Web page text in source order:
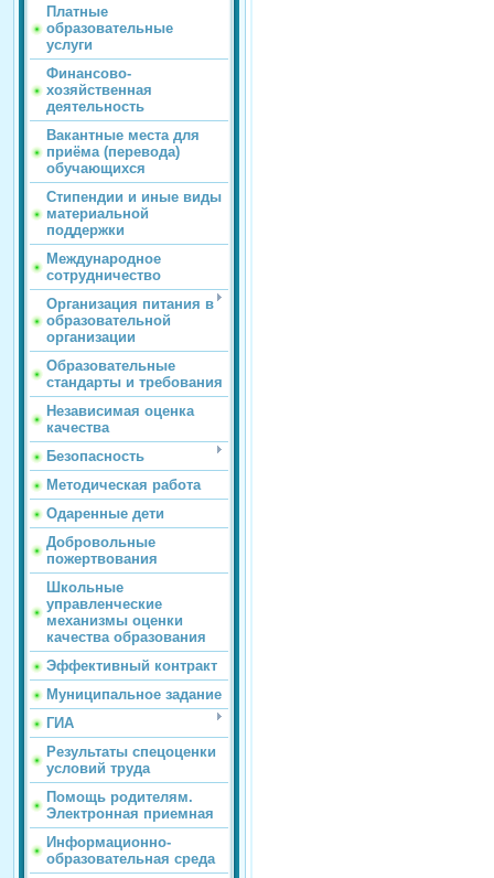
Платные
образовательные
услуги
Финансово-
хозяйственная
деятельность
Вакантные места для
приёма (перевода)
обучающихся
Стипендии и иные виды
материальной
поддержки
Международное
сотрудничество
Организация питания в
образовательной
организации
Образовательные
стандарты и требования
Независимая оценка
качества
Безопасность
Методическая работа
Одаренные дети
Добровольные
пожертвования
Школьные
управленческие
механизмы оценки
качества образования
Эффективный контракт
Муниципальное задание
ГИА
Результаты спецоценки
условий труда
Помощь родителям.
Электронная приемная
Информационно-
образовательная среда